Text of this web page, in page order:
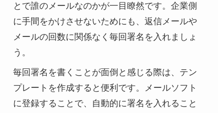
とで誰のメールなのかが一目瞭然です。企業側
に手間をかけさせないためにも、返信メールや
メールの回数に関係なく毎回署名を入れましょ
う。
毎回署名を書くことが面倒と感じる際は、テン
プレートを作成すると便利です。メールソフト
に登録することで、自動的に署名を入れること